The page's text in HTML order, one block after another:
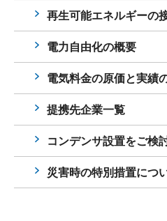
再生可能エネルギーの
電力自由化の概要
電気料金の原価と実績
提携先企業一覧
コンデンサ設置をご検
災害時の特別措置につ